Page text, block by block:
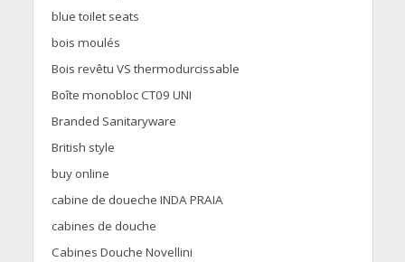
blue toilet seats
bois moulés
Bois revêtu VS thermodurcissable
Boîte monobloc CT09 UNI
Branded Sanitaryware
British style
buy online
cabine de doueche INDA PRAIA
cabines de douche
Cabines Douche Novellini